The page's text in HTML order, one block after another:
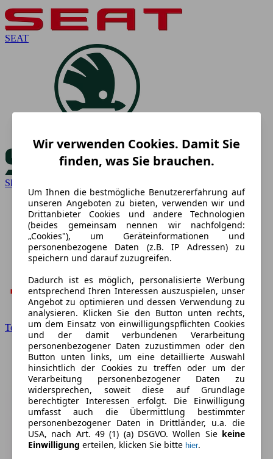
SEAT
Skoda
Toyota
Wir verwenden Cookies. Damit Sie
finden, was Sie brauchen.
Um Ihnen die bestmögliche Benutzererfahrung auf
unseren Angeboten zu bieten, verwenden wir und
Drittanbieter Cookies und andere Technologien
(beides gemeinsam nennen wir nachfolgend:
„Cookies"), um Geräteinformationen und
personenbezogene Daten (z.B. IP Adressen) zu
speichern und darauf zuzugreifen.
Dadurch ist es möglich, personalisierte Werbung
entsprechend Ihren Interessen auszuspielen, unser
Angebot zu optimieren und dessen Verwendung zu
analysieren. Klicken Sie den Button unten rechts,
um dem Einsatz von einwilligungspflichten Cookies
und der damit verbundenen Verarbeitung
personenbezogener Daten zuzustimmen oder den
Button unten links, um eine detaillierte Auswahl
hinsichtlich der Cookies zu treffen oder um der
Verarbeitung personenbezogener Daten zu
widersprechen, soweit diese auf Grundlage
berechtigter Interessen erfolgt. Die Einwilligung
umfasst auch die Übermittlung bestimmter
personenbezogener Daten in Drittländer, u.a. die
USA, nach Art. 49 (1) (a) DSGVO. Wollen Sie keine
Einwilligung erteilen, klicken Sie bitte hier.